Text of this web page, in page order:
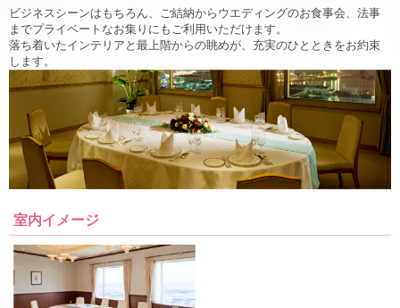
ビジネスシーンはもちろん、ご結納からウエディングのお食事会、法事
までプライベートなお集りにもご利用いただけます。
落ち着いたインテリアと最上階からの眺めが、充実のひとときをお約束
します。
室内イメージ